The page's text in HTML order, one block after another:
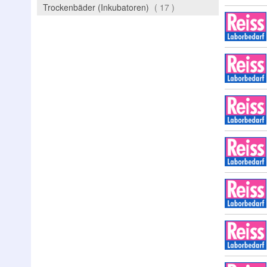
Trockenbäder (Inkubatoren) 17 Artikel